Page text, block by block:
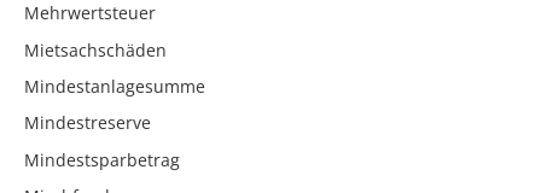
Mehrwertsteuer
Mietsachschäden
Mindestanlagesumme
Mindestreserve
Mindestsparbetrag